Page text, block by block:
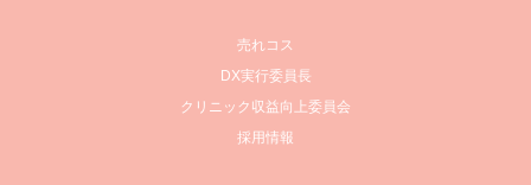
売れコス
DX実行委員長
クリニック収益向上委員会
採用情報